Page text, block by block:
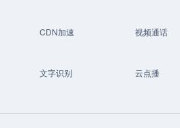
CDN加速 视频通话
文字识别 云点播